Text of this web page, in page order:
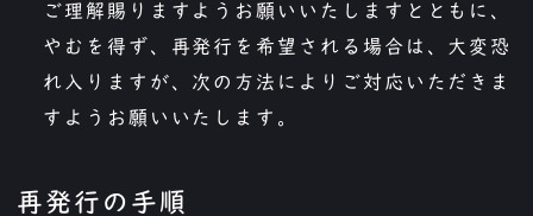
ご理解賜りますようお願いいたしますとともに、
やむを得ず、再発行を希望される場合は、大変恐
れ入りますが、次の方法によりご対応いただきま
すようお願いいたします。
再発行の手順